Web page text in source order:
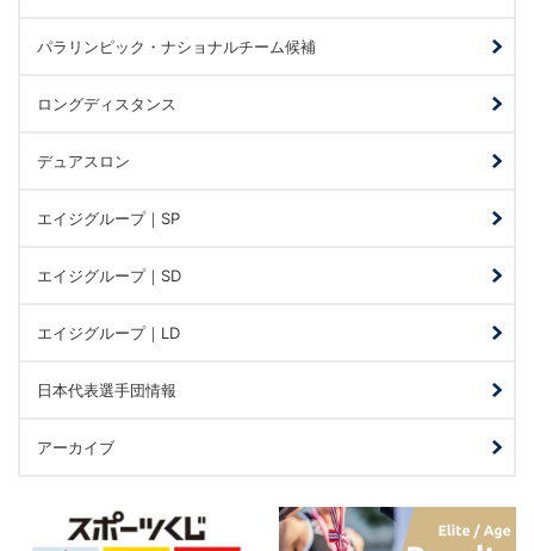
パラリンピック・ナショナルチーム候補
ロングディスタンス
デュアスロン
エイジグループ｜SP
エイジグループ｜SD
エイジグループ｜LD
日本代表選手団情報
アーカイブ